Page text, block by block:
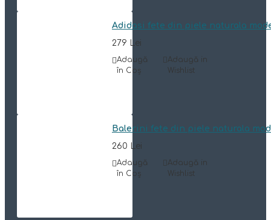
Adidasi fete din piele naturala
279 Lei
Adaugă
în Coş
Adaugă in
Wishlist
Balerini fete din piele naturala
260 Lei
Adaugă
în Coş
Adaugă in
Wishlist